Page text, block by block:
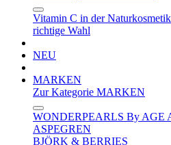
Vitamin C in der
richtige Wahl
NEU
MARKEN
Zur Kategorie MARKEN
WONDERPEARLS By AGE
ASPEGREN
BJÖRK & BERRIES